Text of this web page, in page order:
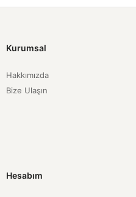
Kurumsal
Hakkımızda
Bize Ulaşın
Hesabım